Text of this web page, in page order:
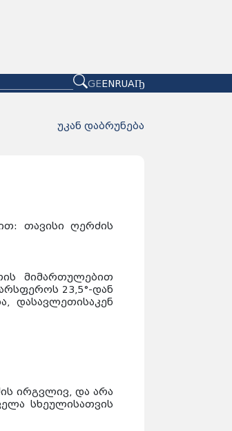
GEENRUАҦ
უკან დაბრუნება
თავისი ღერძის
მიმართულებით
23,5°-დან
დასავლეთისაკენ
ირგვლივ, და არა
სხეულისათვის